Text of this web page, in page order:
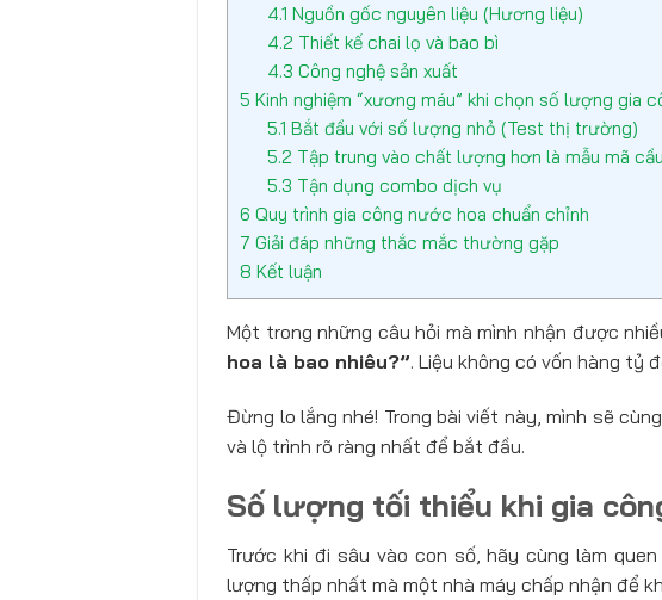
4.1 Nguồn gốc nguyên liệu (Hương liệu)
4.2 Thiết kế chai lọ và bao bì
4.3 Công nghệ sản xuất
5 Kinh nghiệm “xương máu” khi chọn số lượng gia
5.1 Bắt đầu với số lượng nhỏ (Test thị trường)
5.2 Tập trung vào chất lượng hơn là mẫu mã
5.3 Tận dụng combo dịch vụ
6 Quy trình gia công nước hoa chuẩn chỉnh
7 Giải đáp những thắc mắc thường gặp
8 Kết luận
Một trong những câu hỏi mà mình nhận được
hoa là bao nhiêu?”. Liệu không có vốn hàng tỷ
Đừng lo lắng nhé! Trong bài viết này, mình sẽ
và lộ trình rõ ràng nhất để bắt đầu.
Số lượng tối thiểu khi gia
Trước khi đi sâu vào con số, hãy cùng làm quen
lượng thấp nhất mà một nhà máy chấp nhận để